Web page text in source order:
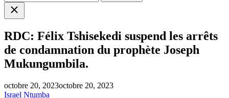
Close
search
RDC: Félix Tshisekedi suspend les arrêts
de condamnation du prophète Joseph
Mukungumbila.
octobre 20, 2023octobre 20, 2023
Israel Ntumba